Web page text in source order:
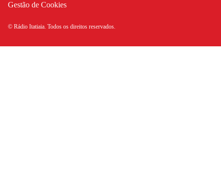
Gestão de Cookies
© Rádio Itatiaia. Todos os direitos reservados.